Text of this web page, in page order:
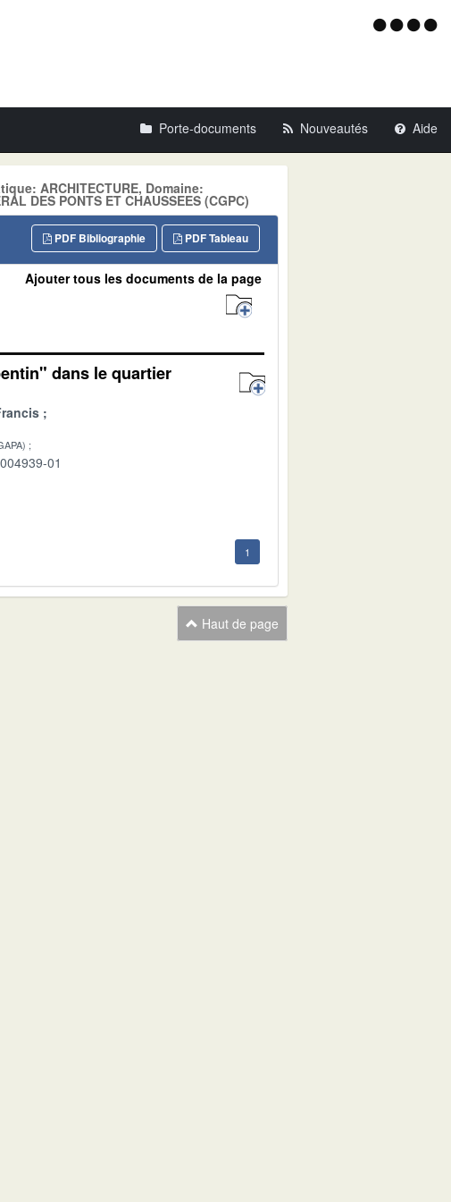
Menu
Porte-documents Nouveautés Aide
ARCHITECTURE, Domaine:
DES PONTS ET CHAUSSEES (CGPC)
PDF Tableau
PDF Bibliographie
Ajouter tous les documents de la page
dans le quartier
01
1
Haut de page